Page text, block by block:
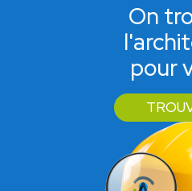
On
pour